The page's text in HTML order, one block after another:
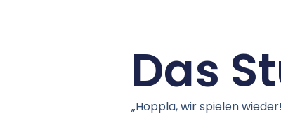
Das
„Hoppla, wir spielen